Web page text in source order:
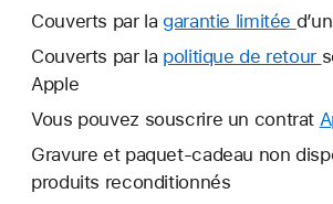
Couverts par la garantie limitée Une
Couverts par la politique de retour
Apple
Vous pouvez souscrire un contrat
Gravure et paquet-cadeau non
produits reconditionnés